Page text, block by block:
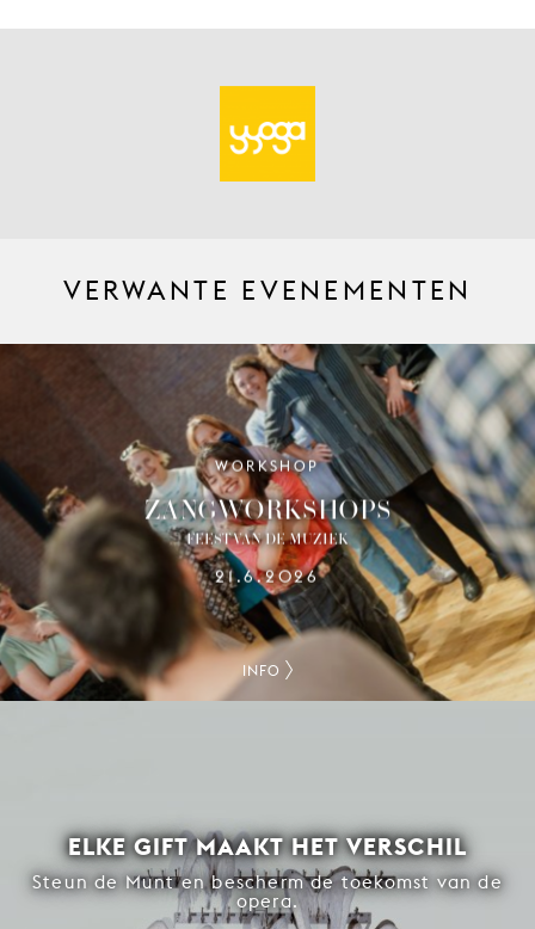
VERWANTE EVENEMENTEN
WORKSHOP
ZANGWORKSHOPS
FEEST VAN DE MUZIEK
21.6.2026
INFO
ELKE GIFT MAAKT HET VERSCHIL
Steun de Munt en bescherm de toekomst van de
opera.